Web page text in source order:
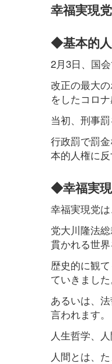
幸福実現
◆基本的
2月3日、国
改正の最大
をしたコロ
当初、刑事
行政罰で罰
本的人権に
◆幸福実
幸福実現党
党大川隆法
貫かれる世界
歴史的に観
ていきました
あるいは、
言われます。
人生哲学、
人間とは、